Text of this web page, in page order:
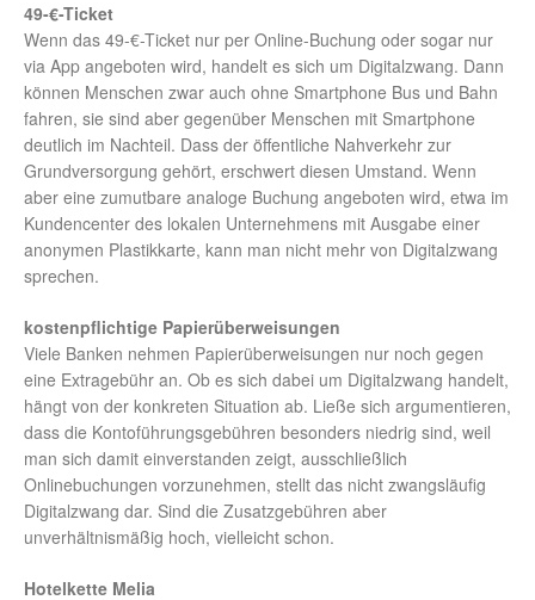
49-€-Ticket
Wenn das 49-€-Ticket nur per Online-Buchung oder sogar nur
via App angeboten wird, handelt es sich um Digitalzwang. Dann
können Menschen zwar auch ohne Smartphone Bus und Bahn
fahren, sie sind aber gegenüber Menschen mit Smartphone
deutlich im Nachteil. Dass der öffentliche Nahverkehr zur
Grundversorgung gehört, erschwert diesen Umstand. Wenn
aber eine zumutbare analoge Buchung angeboten wird, etwa im
Kundencenter des lokalen Unternehmens mit Ausgabe einer
anonymen Plastikkarte, kann man nicht mehr von Digitalzwang
sprechen.
kostenpflichtige Papierüberweisungen
Viele Banken nehmen Papierüberweisungen nur noch gegen
eine Extragebühr an. Ob es sich dabei um Digitalzwang handelt,
hängt von der konkreten Situation ab. Ließe sich argumentieren,
dass die Kontoführungsgebühren besonders niedrig sind, weil
man sich damit einverstanden zeigt, ausschließlich
Onlinebuchungen vorzunehmen, stellt das nicht zwangsläufig
Digitalzwang dar. Sind die Zusatzgebühren aber
unverhältnismäßig hoch, vielleicht schon.
Hotelkette Melia